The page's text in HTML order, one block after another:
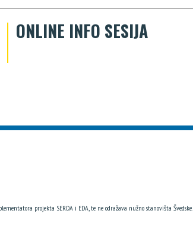
ONLINE INFO SESIJA
projekta SERDA i EDA, te ne odražava nužno stanovišta Švedske.